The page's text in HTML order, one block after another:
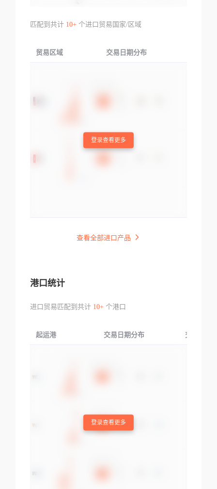
匹配到共计 10+个进口贸易国家/区域
贸易区域 交易日期分布
登录查看更多
查看全部进口产品
港口统计
进口贸易匹配到共计 10+个港口
起运港 交易日期分布 交易产品
登录查看更多